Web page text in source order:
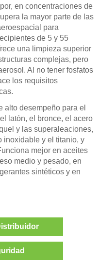
en concentraciones de
la mayor parte de las
para
de 5 y 55
una limpieza superior
complejas, pero
Al no tener fosfatos
los requisitos
alto desempeño para el
latón, el bronce, el acero
y las superaleaciones,
inoxidable y el titanio, y
mejor en aceites
medio y pesado, en
sintéticos y en